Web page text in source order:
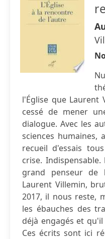
l'Église que Laurent
cessé de mener
dialogue. Avec les
sciences humaines,
recueil d'essais
crise.
grand penseur
Laurent Villemin,
2017, il nous reste,
les ébauches des
déjà engagés et
Ces écrits sont ici